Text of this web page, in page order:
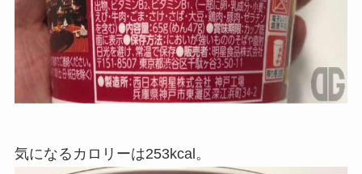
気になるカロリーは253kcal。